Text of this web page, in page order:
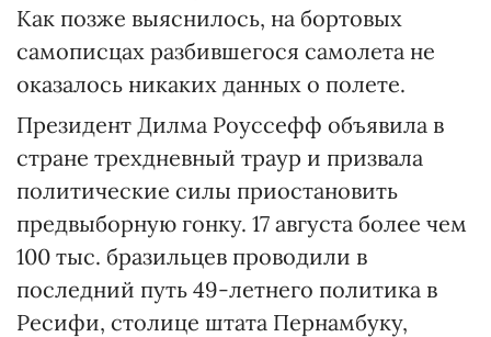
Как позже выяснилось, на бортовых
самописцах разбившегося самолета не
оказалось никаких данных о полете.
Президент Дилма Роуссефф объявила в
стране трехдневный траур и призвала
политические силы приостановить
предвыборную гонку. 17 августа более чем
100 тыс. бразильцев проводили в
последний путь 49-летнего политика в
Ресифи, столице штата Пернамбуку,